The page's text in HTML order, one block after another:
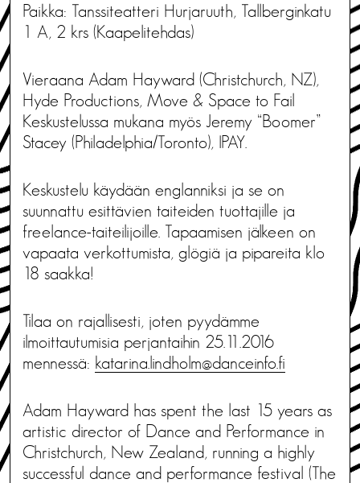
Paikka: Tanssiteatteri Hurjaruuth, Tallberginkatu
1 A, 2 krs (Kaapelitehdas)
Vieraana Adam Hayward (Christchurch, NZ),
Hyde Productions, Move & Space to Fail
Keskustelussa mukana myös Jeremy “Boomer”
Stacey (Philadelphia/Toronto), IPAY.
Keskustelu käydään englanniksi ja se on
suunnattu esittävien taiteiden tuottajille ja
freelance-taiteilijoille. Tapaamisen jälkeen on
vapaata verkottumista, glögiä ja pipareita klo
18 saakka!
Tilaa on rajallisesti, joten pyydämme
ilmoittautumisia perjantaihin 25.11.2016
mennessä: katarina.lindholm@danceinfo.fi
Adam Hayward has spent the last 15 years as
artistic director of Dance and Performance in
Christchurch, New Zealand, running a highly
successful dance and performance festival (The